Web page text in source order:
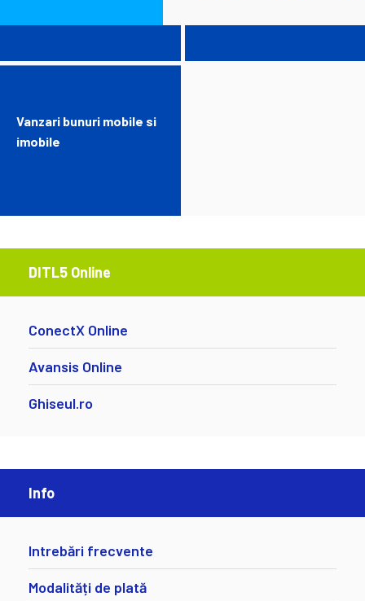
Vanzari bunuri mobile si
imobile
DITL5 Online
ConectX Online
Avansis Online
Ghiseul.ro
Info
Intrebări frecvente
Modalități de plată